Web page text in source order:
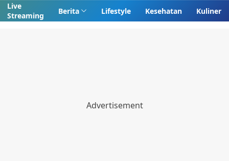
Live
Streaming
Berita Lifestyle Kesehatan Kuliner